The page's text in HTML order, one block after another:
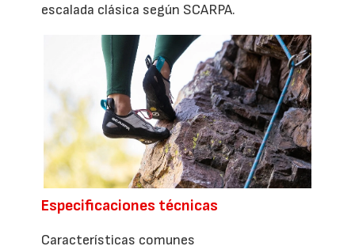
escalada clásica según SCARPA.
Especificaciones técnicas
Características comunes